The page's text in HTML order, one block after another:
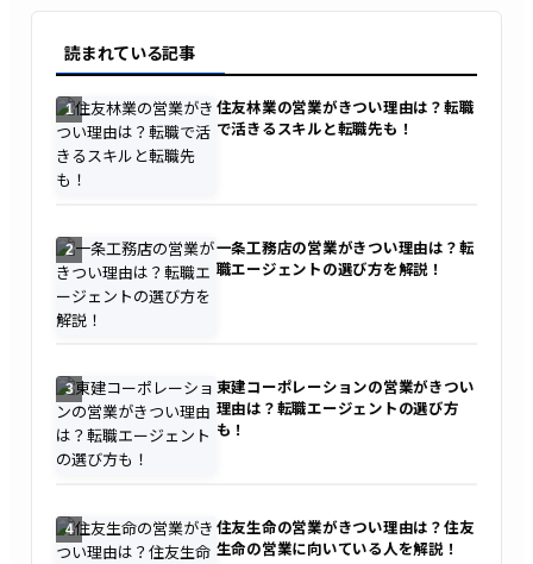
読まれている記事
1
住友林業の営業がきつい理由は？転職
で活きるスキルと転職先も！
2
一条工務店の営業がきつい理由は？転
職エージェントの選び方を解説！
3
東建コーポレーションの営業がきつい
理由は？転職エージェントの選び方
も！
4
住友生命の営業がきつい理由は？住友
生命の営業に向いている人を解説！